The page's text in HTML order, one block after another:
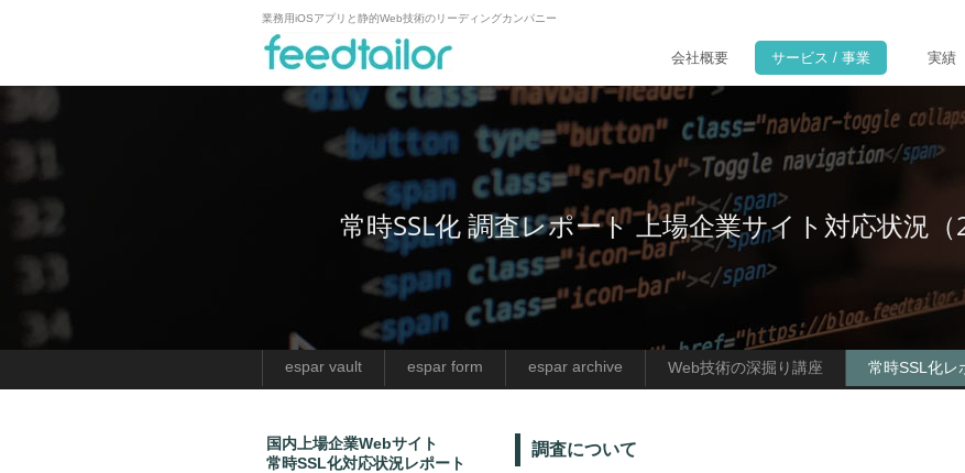
業務用iOSアプリと静的Web技術のリーディングカンパニー
実績
サービス / 事業
会社概要
常時SSL化 調査レポート 上場企業サイト対応状況（
espar vault espar form espar archive Web技術の深掘り講座 常時SSL化レ
国内上場企業Webサイト
常時SSL化対応状況レポート
調査について